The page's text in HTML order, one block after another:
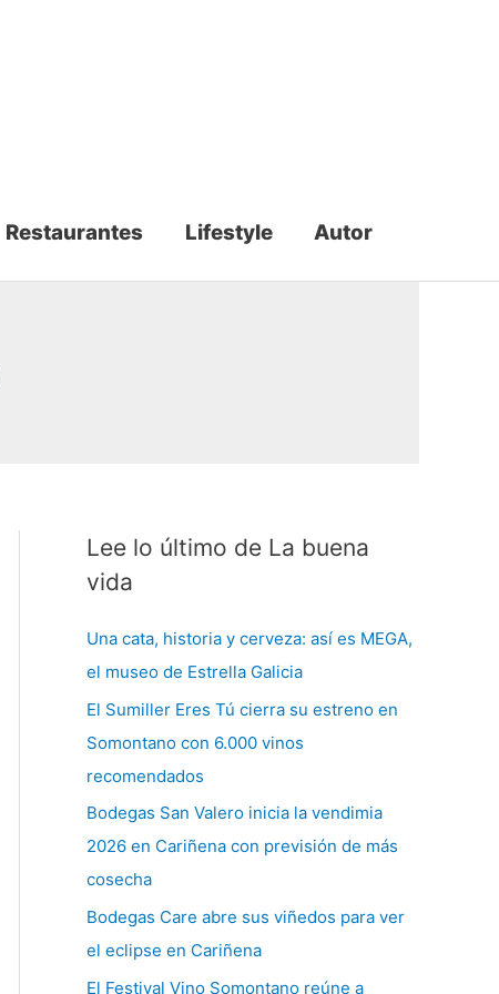
Restaurantes Lifestyle Autor
Lee lo último de La buena
vida
Una cata, historia y cerveza: así es MEGA,
el museo de Estrella Galicia
El Sumiller Eres Tú cierra su estreno en
Somontano con 6.000 vinos
recomendados
Bodegas San Valero inicia la vendimia
2026 en Cariñena con previsión de más
cosecha
Bodegas Care abre sus viñedos para ver
el eclipse en Cariñena
El Festival Vino Somontano reúne a
C
a
e
g
o
r
í
a
s